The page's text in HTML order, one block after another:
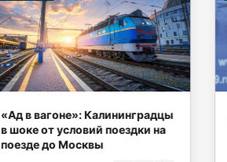
«Ад в вагоне»: Калининградцы
в шоке от условий поездки на
поезде до Москвы